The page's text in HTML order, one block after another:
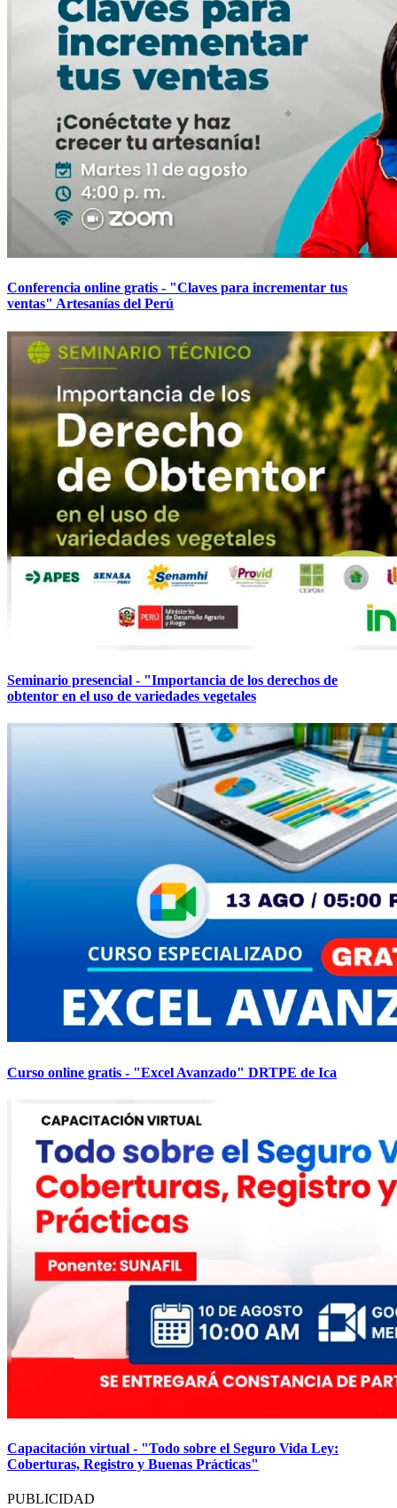
Conferencia online gratis - "Claves para incrementar tus
ventas" Artesanías del Perú
Seminario presencial - "Importancia de los derechos de
obtentor en el uso de variedades vegetales
Curso online gratis - "Excel Avanzado" DRTPE de Ica
Capacitación virtual - "Todo sobre el Seguro Vida Ley:
Coberturas, Registro y Buenas Prácticas"
PUBLICIDAD